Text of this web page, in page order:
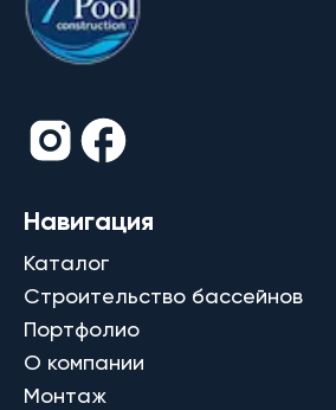
Навигация
Каталог
Строительство бассейнов
Портфолио
О компании
Монтаж